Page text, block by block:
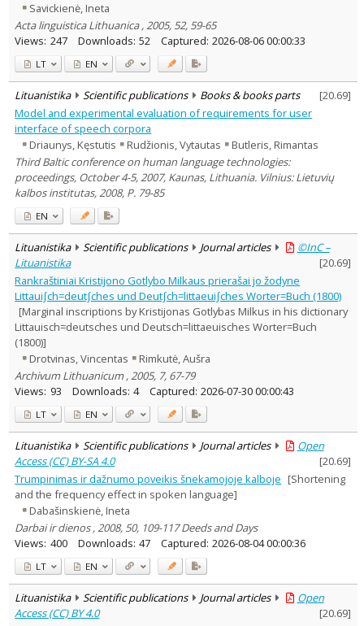
Savickienė, Ineta
Acta linguistica Lithuanica , 2005, 52, 59-65
Views: 247 Downloads: 52 Captured: 2026-08-06 00:00:33
LT EN
Lituanistika Scientific publications Books & books parts [20.69]
Model and experimental evaluation of requirements for user
interface of speech corpora
Driaunys, Kęstutis
Rudžionis, Vytautas
Butleris, Rimantas
Third Baltic conference on human language technologies:
proceedings, October 4-5, 2007, Kaunas, Lithuania. Vilnius: Lietuvių
kalbos institutas, 2008, P. 79-85
EN
Lituanistika Scientific publications Journal articles
©InC –
Lituanistika
[20.69]
Rankraštiniai Kristijono Gotlybo Milkaus prierašai jo žodyne
Littaui∫ch=deut∫ches und Deut∫ch=littaeui∫ches Worter=Buch (1800)
[Marginal inscriptions by Kristijonas Gotlybas Milkus in his dictionary
Littauisch=deutsches und Deutsch=littaeuisches Worter=Buch
(1800)]
Drotvinas, Vincentas
Rimkutė, Aušra
Archivum Lithuanicum , 2005, 7, 67-79
Views: 93 Downloads: 4 Captured: 2026-07-30 00:00:43
LT EN
Lituanistika Scientific publications Journal articles
Open
Access (CC) BY-SA 4.0
[20.69]
Trumpinimas ir dažnumo poveikis šnekamojoje kalboje [Shortening
and the frequency effect in spoken language]
Dabašinskienė, Ineta
Darbai ir dienos , 2008, 50, 109-117 Deeds and Days
Views: 400 Downloads: 47 Captured: 2026-08-04 00:00:36
LT EN
Lituanistika Scientific publications Journal articles
Open
Access (CC) BY 4.0
[20.69]